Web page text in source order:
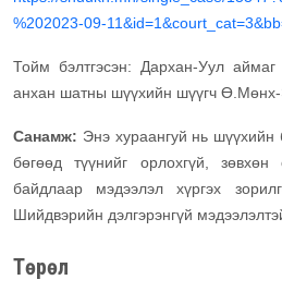
%202023-09-
Тойм бэлтгэсэн: Дархан-Уул
анхан шатны шүүхийн шүүгч
Санамж: Энэ хураангуй нь
бөгөөд түүнийг орлохгүй,
байдлаар мэдээлэл хүргэх
Шийдвэрийн дэлгэрэнгүй
Төрөл